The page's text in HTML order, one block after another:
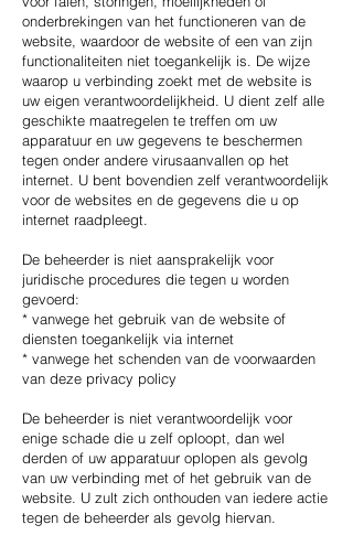
onderbrekingen van het functioneren van de
website, waardoor de website of een van zijn
functionaliteiten niet toegankelijk is. De wijze
waarop u verbinding zoekt met de website is
uw eigen verantwoordelijkheid. U dient zelf alle
geschikte maatregelen te treffen om uw
apparatuur en uw gegevens te beschermen
tegen onder andere virusaanvallen op het
internet. U bent bovendien zelf verantwoordelijk
voor de websites en de gegevens die u op
internet raadpleegt.
De beheerder is niet aansprakelijk voor
juridische procedures die tegen u worden
gevoerd:
* vanwege het gebruik van de website of
diensten toegankelijk via internet
* vanwege het schenden van de voorwaarden
van deze privacy policy
De beheerder is niet verantwoordelijk voor
enige schade die u zelf oploopt, dan wel
derden of uw apparatuur oplopen als gevolg
van uw verbinding met of het gebruik van de
website. U zult zich onthouden van iedere actie
tegen de beheerder als gevolg hiervan.